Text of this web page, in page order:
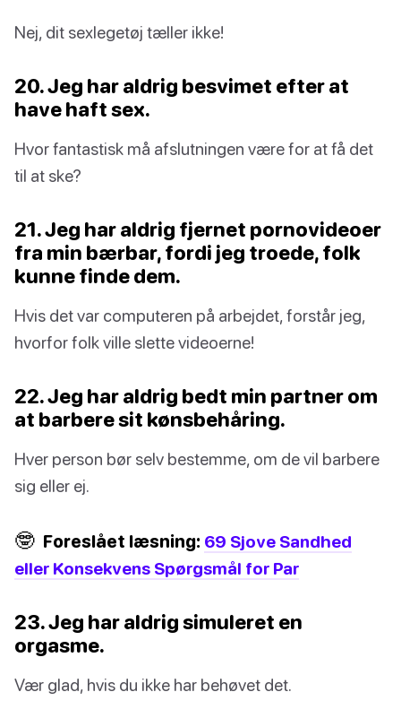
Nej, dit sexlegetøj tæller ikke!
20. Jeg har aldrig besvimet efter at
have haft sex.
Hvor fantastisk må afslutningen være for at få det
til at ske?
21. Jeg har aldrig fjernet pornovideoer
fra min bærbar, fordi jeg troede, folk
kunne finde dem.
Hvis det var computeren på arbejdet, forstår jeg,
hvorfor folk ville slette videoerne!
22. Jeg har aldrig bedt min partner om
at barbere sit kønsbehåring.
Hver person bør selv bestemme, om de vil barbere
sig eller ej.
🤓 Foreslået læsning: 69 Sjove Sandhed
eller Konsekvens Spørgsmål for Par
23. Jeg har aldrig simuleret en
orgasme.
Vær glad, hvis du ikke har behøvet det.